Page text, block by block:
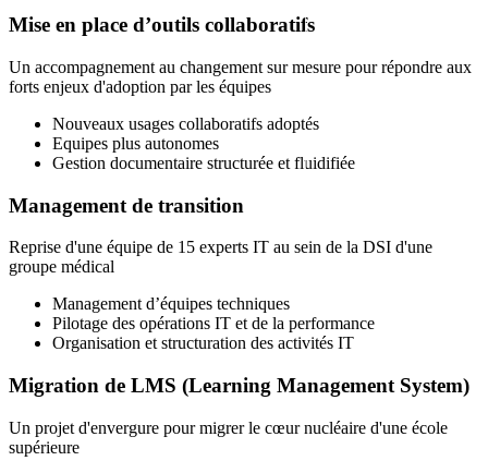
Mise en place d’outils collaboratifs
Un accompagnement au changement sur mesure pour répondre aux
forts enjeux d'adoption par les équipes
Nouveaux usages collaboratifs adoptés
Equipes plus autonomes
Gestion documentaire structurée et fluidifiée
Management de transition
Reprise d'une équipe de 15 experts IT au sein de la DSI d'une
groupe médical
Management d’équipes techniques
Pilotage des opérations IT et de la performance
Organisation et structuration des activités IT
Migration de LMS (Learning Management System)
Un projet d'envergure pour migrer le cœur nucléaire d'une école
supérieure